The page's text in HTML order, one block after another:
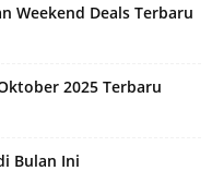
Weekend Deals Terbaru
2025 Terbaru
Bulan Ini